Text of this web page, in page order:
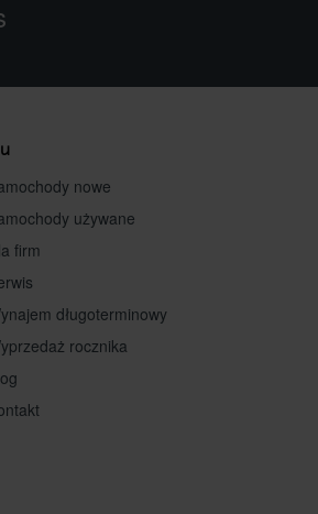
nowe
używane
Dla firm
Wynajem długoterminowy
Wyprzedaż rocznika